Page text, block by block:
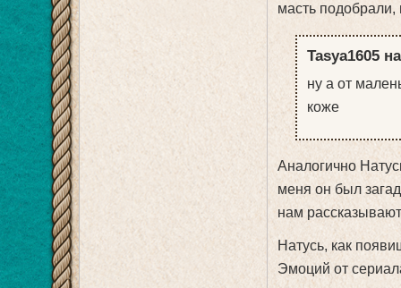
масть подобрали,
Tasya1605
ну а от
коже
Аналогично
меня он был
нам
Натусь, как
Эмоций от